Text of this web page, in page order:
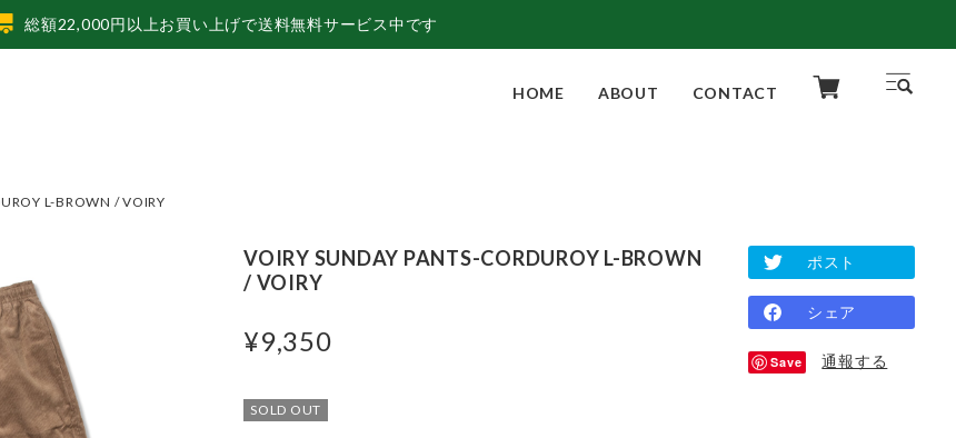
総額22,000円以上お買い上げで送料無料サービス中です
HOME ABOUT CONTACT
L-BROWN / VOIRY
VOIRY SUNDAY PANTS-CORDUROY L-BROWN
/ VOIRY
¥9,350
SOLD OUT
ポスト
シェア
Save 通報する